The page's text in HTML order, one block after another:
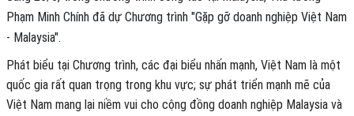
Phạm Minh Chính đã dự Chương trình "Gặp gỡ doanh nghiệp Việt Nam
- Malaysia".
Phát biểu tại Chương trình, các đại biểu nhấn mạnh, Việt Nam là một
quốc gia rất quan trọng trong khu vực; sự phát triển mạnh mẽ của
Việt Nam mang lại niềm vui cho cộng đồng doanh nghiệp Malaysia và